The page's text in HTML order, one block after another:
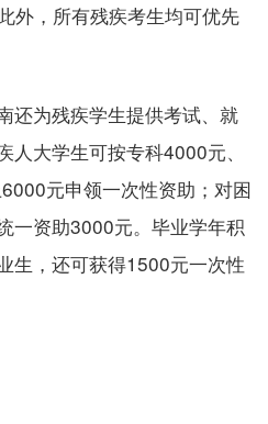
外，所有残疾考生均可优先
为残疾学生提供考试、就
大学生可按专科4000元、
元申领一次性资助；对困
一资助3000元。毕业学年积
生，还可获得1500元一次性